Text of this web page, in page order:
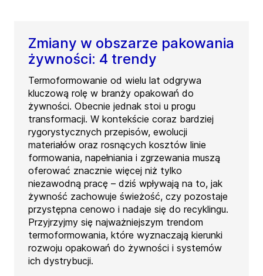
Zmiany w obszarze pakowania
żywności: 4 trendy
Termoformowanie od wielu lat odgrywa
kluczową rolę w branży opakowań do
żywności. Obecnie jednak stoi u progu
transformacji. W kontekście coraz bardziej
rygorystycznych przepisów, ewolucji
materiałów oraz rosnących kosztów linie
formowania, napełniania i zgrzewania muszą
oferować znacznie więcej niż tylko
niezawodną pracę – dziś wpływają na to, jak
żywność zachowuje świeżość, czy pozostaje
przystępna cenowo i nadaje się do recyklingu.
Przyjrzyjmy się najważniejszym trendom
termoformowania, które wyznaczają kierunki
rozwoju opakowań do żywności i systemów
ich dystrybucji.